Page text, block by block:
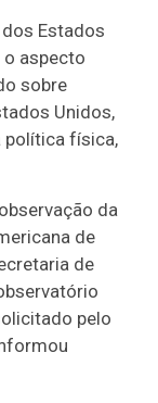
Estados
o aspecto
sobre
Unidos,
política física,
da
de
de
pelo